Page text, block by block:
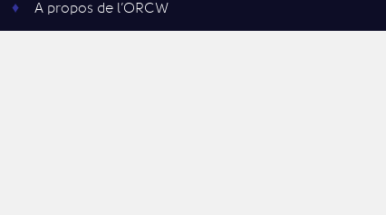
A propos de l’ORCW